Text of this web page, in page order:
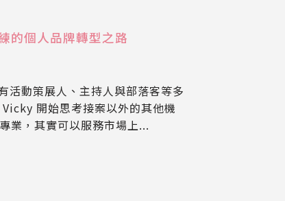
的個人品牌轉型之路
活動策展人、主持人與部落客等多
開始思考接案以外的其他機
業，其實可以服務市場上...